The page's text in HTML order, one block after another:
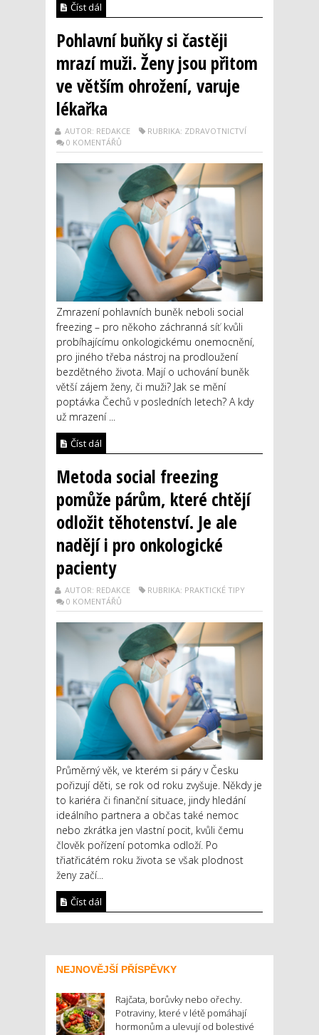
Číst dál
Pohlavní buňky si častěji
mrazí muži. Ženy jsou přitom
ve větším ohrožení, varuje
lékařka
AUTOR: REDAKCE
RUBRIKA: ZDRAVOTNICTVÍ
0 KOMENTÁŘŮ
Zmrazení pohlavních buněk neboli social
freezing – pro někoho záchranná síť kvůli
probíhajícímu onkologickému onemocnění,
pro jiného třeba nástroj na prodloužení
bezdětného života. Mají o uchování buněk
větší zájem ženy, či muži? Jak se mění
poptávka Čechů v posledních letech? A kdy
už mrazení ...
Číst dál
Metoda social freezing
pomůže párům, které chtějí
odložit těhotenství. Je ale
nadějí i pro onkologické
pacienty
AUTOR: REDAKCE
RUBRIKA: PRAKTICKÉ TIPY
0 KOMENTÁŘŮ
Průměrný věk, ve kterém si páry v Česku
pořizují děti, se rok od roku zvyšuje. Někdy je
to kariéra či finanční situace, jindy hledání
ideálního partnera a občas také nemoc
nebo zkrátka jen vlastní pocit, kvůli čemu
člověk pořízení potomka odloží. Po
třiatřicátém roku života se však plodnost
ženy začí...
Číst dál
NEJNOVĚJŠÍ PŘÍSPĚVKY
Rajčata, borůvky nebo ořechy.
Potraviny, které v létě pomáhají
hormonům a ulevují od bolestivé